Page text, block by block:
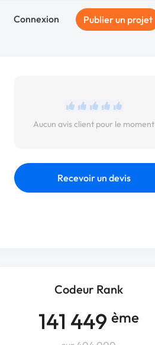
Connexion Publier un projet
Aucun avis client pour le moment
Recevoir un devis
Codeur Rank
141 449 ème